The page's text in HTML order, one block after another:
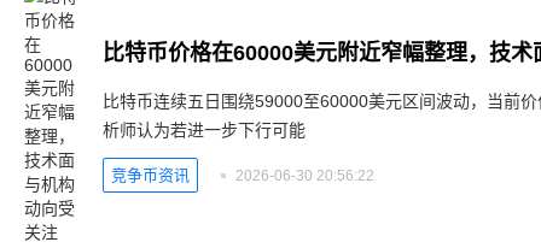
比特币价格在60000美元附近窄幅整理，技
比特币连续五日围绕59000至60000美元区间波动，当前
析师认为若进一步下行可能
竞争币资讯 2026-06-30 20:56:22